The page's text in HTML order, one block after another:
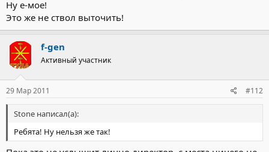
Ну е-мое!
Это же не ствол выточить!
f-gen
Активный участник
29 Мар 2011 #112
Stone написал(а):
Ребята! Ну нельзя же так!